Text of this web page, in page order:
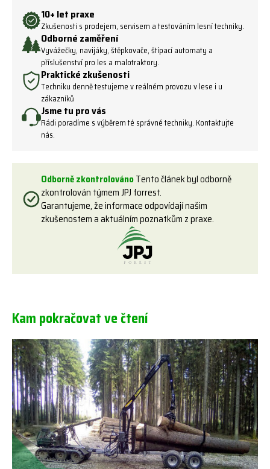
10+ let praxe
Zkušenosti s prodejem, servisem a testováním lesní techniky.
Odborné zaměření
Vyvážečky, navijáky, štěpkovače, štípací automaty a
příslušenství pro les a malotraktory.
Praktické zkušenosti
Techniku denně testujeme v reálném provozu v lese i u
zákazníků
Jsme tu pro vás
Rádi poradíme s výběrem té správné techniky. Kontaktujte
nás.
Odborně zkontrolovánoTento článek byl odborně
zkontrolován týmem JPJ forrest.
Garantujeme, že informace odpovídají našim
zkušenostem a aktuálním poznatkům z praxe.
Kam pokračovat ve čtení